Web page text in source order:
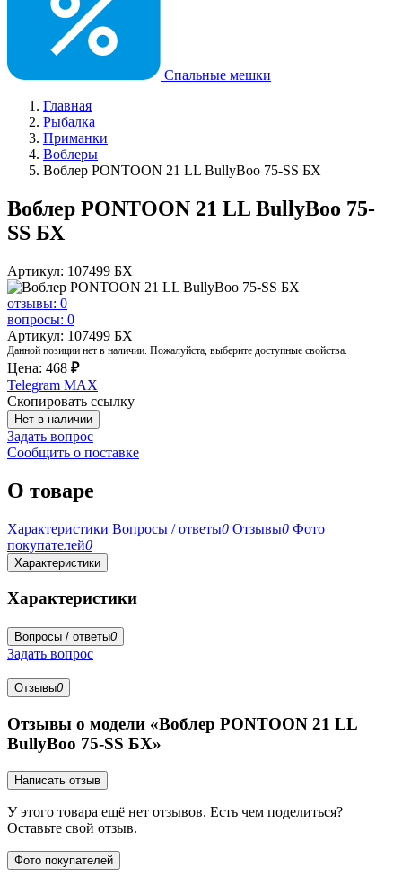
Спальные мешки
Главная
Рыбалка
Приманки
Воблеры
Воблер PONTOON 21 LL BullyBoo 75-SS БХ
Воблер PONTOON 21 LL BullyBoo 75-
SS БХ
Артикул: 107499 БХ
отзывы: 0
вопросы: 0
Артикул: 107499 БХ
Данной позиции нет в наличии. Пожалуйста, выберите доступные свойства.
Цена: 468 ₽
Telegram MAX
Скопировать ссылку
Нет в наличии
Задать вопрос
Сообщить о поставке
О товаре
Характеристики Вопросы / ответы0 Отзывы0 Фото
покупателей0
Характеристики
Характеристики
Вопросы / ответы0
Задать вопрос
Отзывы0
Отзывы о модели «Воблер PONTOON 21 LL
BullyBoo 75-SS БХ»
Написать отзыв
У этого товара ещё нет отзывов. Есть чем поделиться?
Оставьте свой отзыв.
Фото покупателей